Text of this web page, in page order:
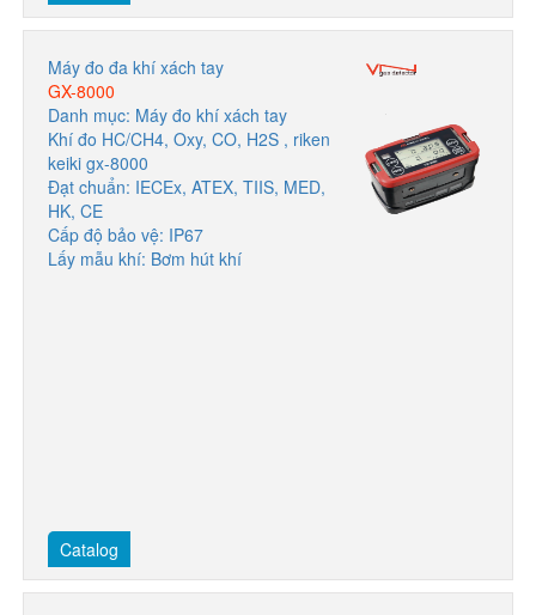
Máy đo đa khí xách tay
GX-8000
Danh mục: Máy đo khí xách tay
Khí đo HC/CH4, Oxy, CO, H2S , riken
keiki gx-8000
Đạt chuẩn: IECEx, ATEX, TIIS, MED,
HK, CE
Cấp độ bảo vệ: IP67
Lấy mẫu khí: Bơm hút khí
Catalog